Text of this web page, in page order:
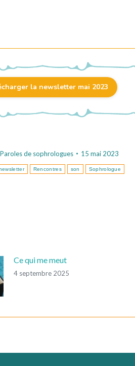
la newsletter mai 2023
Paroles de sophrologues
15 mai 2023
Rencontres son Sophrologue
Ce qui me meut
4 septembre 2025